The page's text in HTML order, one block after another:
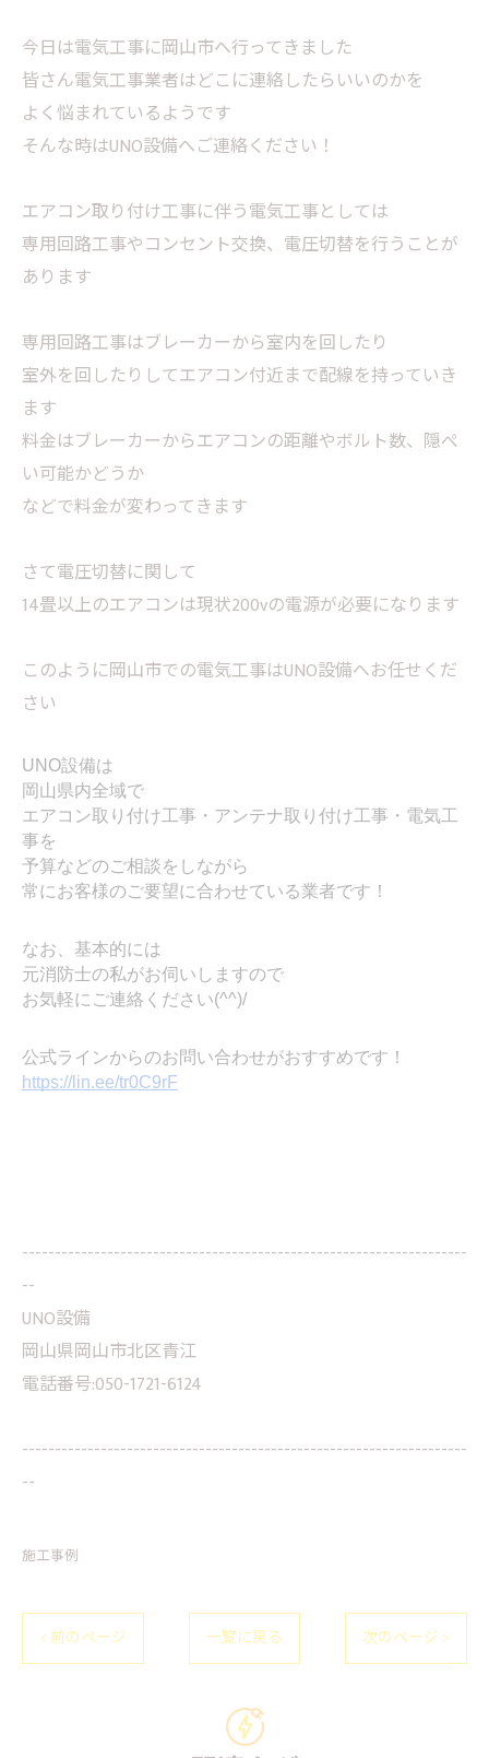
今日は電気工事に岡山市へ行ってきました
皆さん電気工事業者はどこに連絡したらいいのかを
よく悩まれているようです
そんな時はUNO設備へご連絡ください！
エアコン取り付け工事に伴う電気工事としては
専用回路工事やコンセント交換、電圧切替を行うことが
あります
専用回路工事はブレーカーから室内を回したり
室外を回したりしてエアコン付近まで配線を持っていき
ます
料金はブレーカーからエアコンの距離やボルト数、隠ぺ
い可能かどうか
などで料金が変わってきます
さて電圧切替に関して
14畳以上のエアコンは現状200vの電源が必要になります
このように岡山市での電気工事はUNO設備へお任せくだ
さい
UNO設備は
岡山県内全域で
エアコン取り付け工事・アンテナ取り付け工事・電気工
事を
予算などのご相談をしながら
常にお客様のご要望に合わせている業者です！
なお、基本的には
元消防士の私がお伺いしますので
お気軽にご連絡ください(^^)/
公式ラインからのお問い合わせがおすすめです！
https://lin.ee/tr0C9rF
--------------------------------------------------------------------
--
UNO設備
岡山県岡山市北区青江
電話番号:050-1721-6124
--------------------------------------------------------------------
--
施工事例
< 前のページ 一覧に戻る 次のページ >